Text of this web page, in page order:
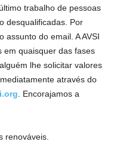
trabalho de pessoas
desqualificadas. Por
assunto do email. A AVSI
em quaisquer das fases
lhe solicitar valores
através do
. Encorajamos a
renováveis.